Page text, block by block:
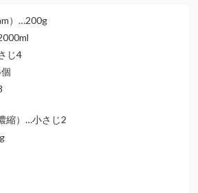
）…200g
じ4
縮）…小さじ2